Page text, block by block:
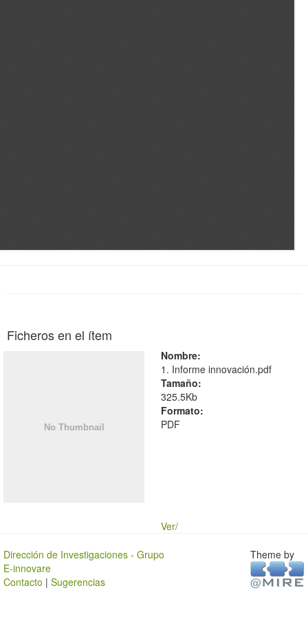
Ficheros en el ítem
Nombre:
1. Informe innovación.pdf
Tamaño:
325.5Kb
Formato:
PDF
Ver/
Dirección de Investigaciones - Grupo
E-innovare
Contacto | Sugerencias
Theme by